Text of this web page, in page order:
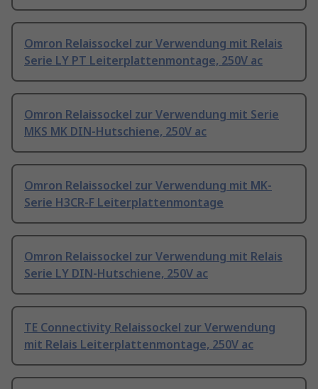
Omron Relaissockel zur Verwendung mit Relais
Serie LY PT Leiterplattenmontage, 250V ac
Omron Relaissockel zur Verwendung mit Serie
MKS MK DIN-Hutschiene, 250V ac
Omron Relaissockel zur Verwendung mit MK-
Serie H3CR-F Leiterplattenmontage
Omron Relaissockel zur Verwendung mit Relais
Serie LY DIN-Hutschiene, 250V ac
TE Connectivity Relaissockel zur Verwendung
mit Relais Leiterplattenmontage, 250V ac